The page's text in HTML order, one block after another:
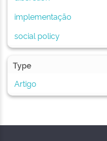
implementação
social policy
Type
Artigo